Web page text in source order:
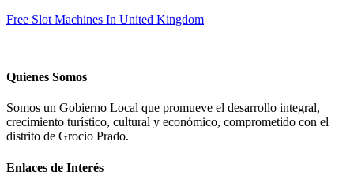
Free Slot Machines In United Kingdom
Quienes Somos
Somos un Gobierno Local que promueve el desarrollo integral,
crecimiento turístico, cultural y económico, comprometido con el
distrito de Grocio Prado.
Enlaces de Interés